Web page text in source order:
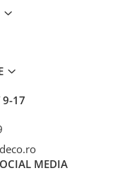
9-17
MEDIA